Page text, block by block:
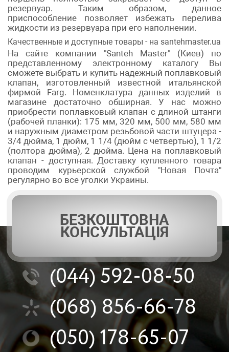
резервуар. Таким образом, данное
приспособление позволяет избежать перелива
жидкости из резервуара при его наполнении.
Качественные и доступные товары - на santehmaster.ua
На сайте компании "Santeh Master" (Киев) по
представленному электронному каталогу Вы
сможете выбрать и купить надежный поплавковый
клапан, изготовленный известной итальянской
фирмой Farg. Номенклатура данных изделий в
магазине достаточно обширная. У нас можно
приобрести поплавковый клапан с длиной штанги
(рабочей планки): 175 мм, 320 мм, 500 мм, 580 мм
и наружным диаметром резьбовой части штуцера -
3/4 дюйма, 1 дюйм, 1 1/4 (дюйм с четвертью), 1 1/2
(полтора дюйма), 2 дюйма. Цена на поплавковый
клапан - доступная. Доставку купленного товара
проводим курьерской службой "Новая Почта"
регулярно во все уголки Украины.
БЕЗКОШТОВНА
КОНСУЛЬТАЦІЯ
(044)592-08-50
(068) 856-66-78
(050)178-65-07